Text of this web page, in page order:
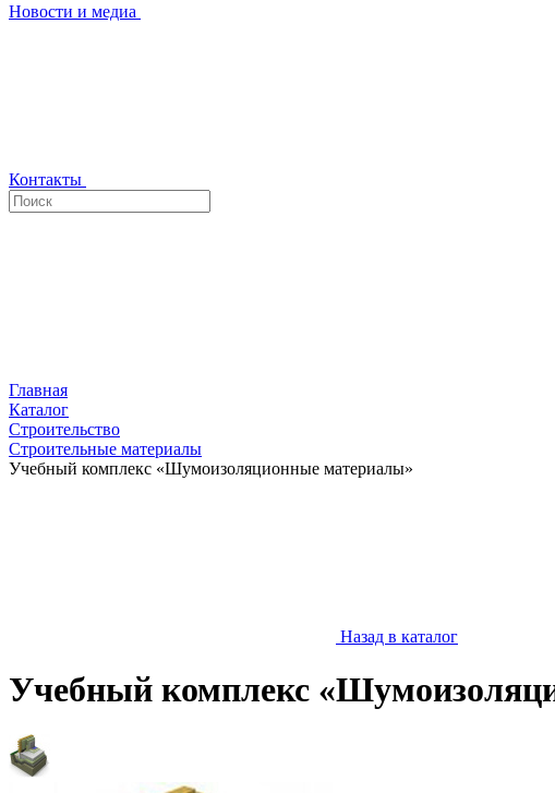
Новости и медиа
Контакты
Главная
Каталог
Строительство
Строительные материалы
Учебный комплекс «Шумоизоляционные материалы»
Назад в каталог
Учебный комплекс